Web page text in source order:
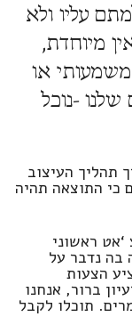
עליו ולא
מיוחדת,
או
-נוכל
תהליך העיצוב
כי התוצאה תהיה
ראשוני
בה נדבר על
הצעות
ברור, אנחנו
תוכלו לקבל